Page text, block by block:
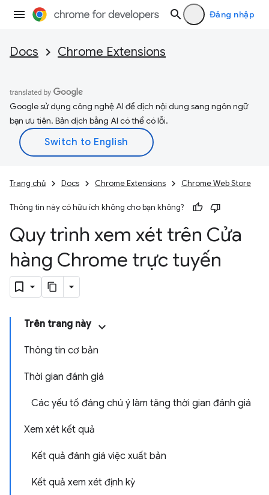
Đăng nhập
Docs Chrome Extensions
Google sử dụng công nghệ AI để dịch nội dung sang ngôn ngữ
bạn ưu tiên. Bản dịch bằng AI có thể có lỗi.
Trang chủ Docs Chrome Extensions Chrome Web Store
Thông tin này có hữu ích không cho bạn không?
Quy trình xem xét trên Cửa
hàng Chrome trực tuyến
Trên trang này
Thông tin cơ bản
Thời gian đánh giá
Các yếu tố đáng chú ý làm tăng thời gian đánh giá
Xem xét kết quả
Kết quả đánh giá việc xuất bản
Kết quả xem xét định kỳ